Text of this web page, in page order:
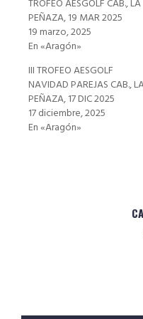
TROFEO AESGOLF CAB., LA
PEÑAZA, 19 MAR 2025
19 marzo, 2025
En «Aragón»
III TROFEO AESGOLF
NAVIDAD PAREJAS CAB.,
PEÑAZA, 17 DIC 2025
17 diciembre, 2025
En «Aragón»